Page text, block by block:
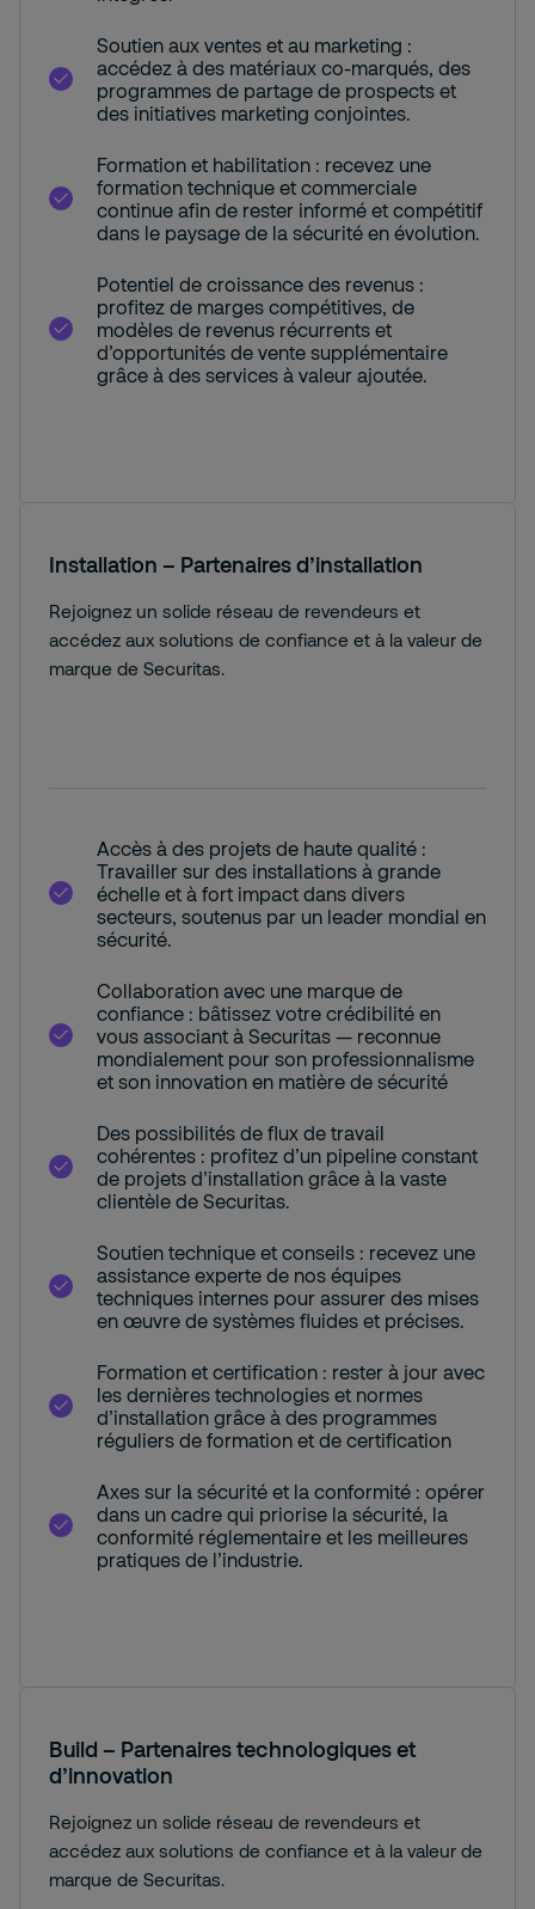
Soutien aux ventes et au marketing :
accédez à des matériaux co-marqués, des
programmes de partage de prospects et
des initiatives marketing conjointes.
Formation et habilitation : recevez une
formation technique et commerciale
continue afin de rester informé et compétitif
dans le paysage de la sécurité en évolution.
Potentiel de croissance des revenus :
profitez de marges compétitives, de
modèles de revenus récurrents et
d’opportunités de vente supplémentaire
grâce à des services à valeur ajoutée.
Installation – Partenaires d’installation
Rejoignez un solide réseau de revendeurs et
accédez aux solutions de confiance et à la valeur de
marque de Securitas.
Accès à des projets de haute qualité :
Travailler sur des installations à grande
échelle et à fort impact dans divers
secteurs, soutenus par un leader mondial en
sécurité.
Collaboration avec une marque de
confiance : bâtissez votre crédibilité en
vous associant à Securitas — reconnue
mondialement pour son professionnalisme
et son innovation en matière de sécurité
Des possibilités de flux de travail
cohérentes : profitez d’un pipeline constant
de projets d’installation grâce à la vaste
clientèle de Securitas.
Soutien technique et conseils : recevez une
assistance experte de nos équipes
techniques internes pour assurer des mises
en œuvre de systèmes fluides et précises.
Formation et certification : rester à jour avec
les dernières technologies et normes
d’installation grâce à des programmes
réguliers de formation et de certification
Axes sur la sécurité et la conformité : opérer
dans un cadre qui priorise la sécurité, la
conformité réglementaire et les meilleures
pratiques de l’industrie.
Build – Partenaires technologiques et
d’innovation
Rejoignez un solide réseau de revendeurs et
accédez aux solutions de confiance et à la valeur de
marque de Securitas.